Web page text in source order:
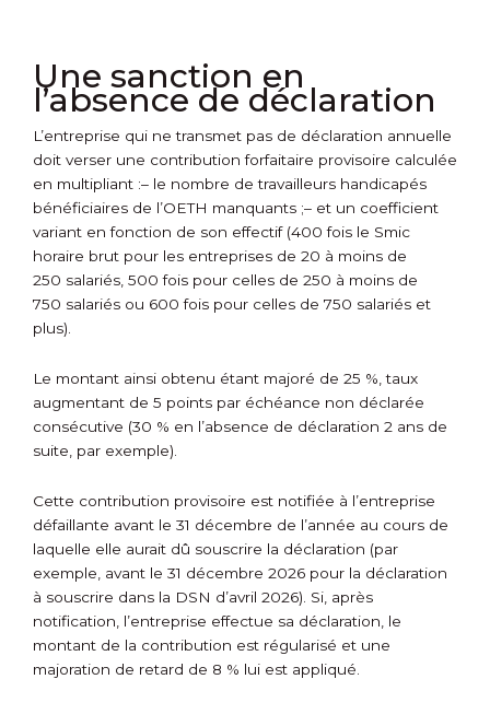
Une sanction en
l’absence de déclaration
L’entreprise qui ne transmet pas de déclaration annuelle
doit verser une contribution forfaitaire provisoire calculée
en multipliant :– le nombre de travailleurs handicapés
bénéficiaires de l’OETH manquants ;– et un coefficient
variant en fonction de son effectif (400 fois le Smic
horaire brut pour les entreprises de 20 à moins de
250 salariés, 500 fois pour celles de 250 à moins de
750 salariés ou 600 fois pour celles de 750 salariés et
plus).
Le montant ainsi obtenu étant majoré de 25 %, taux
augmentant de 5 points par échéance non déclarée
consécutive (30 % en l’absence de déclaration 2 ans de
suite, par exemple).
Cette contribution provisoire est notifiée à l’entreprise
défaillante avant le 31 décembre de l’année au cours de
laquelle elle aurait dû souscrire la déclaration (par
exemple, avant le 31 décembre 2026 pour la déclaration
à souscrire dans la DSN d’avril 2026). Si, après
notification, l’entreprise effectue sa déclaration, le
montant de la contribution est régularisé et une
majoration de retard de 8 % lui est appliqué.